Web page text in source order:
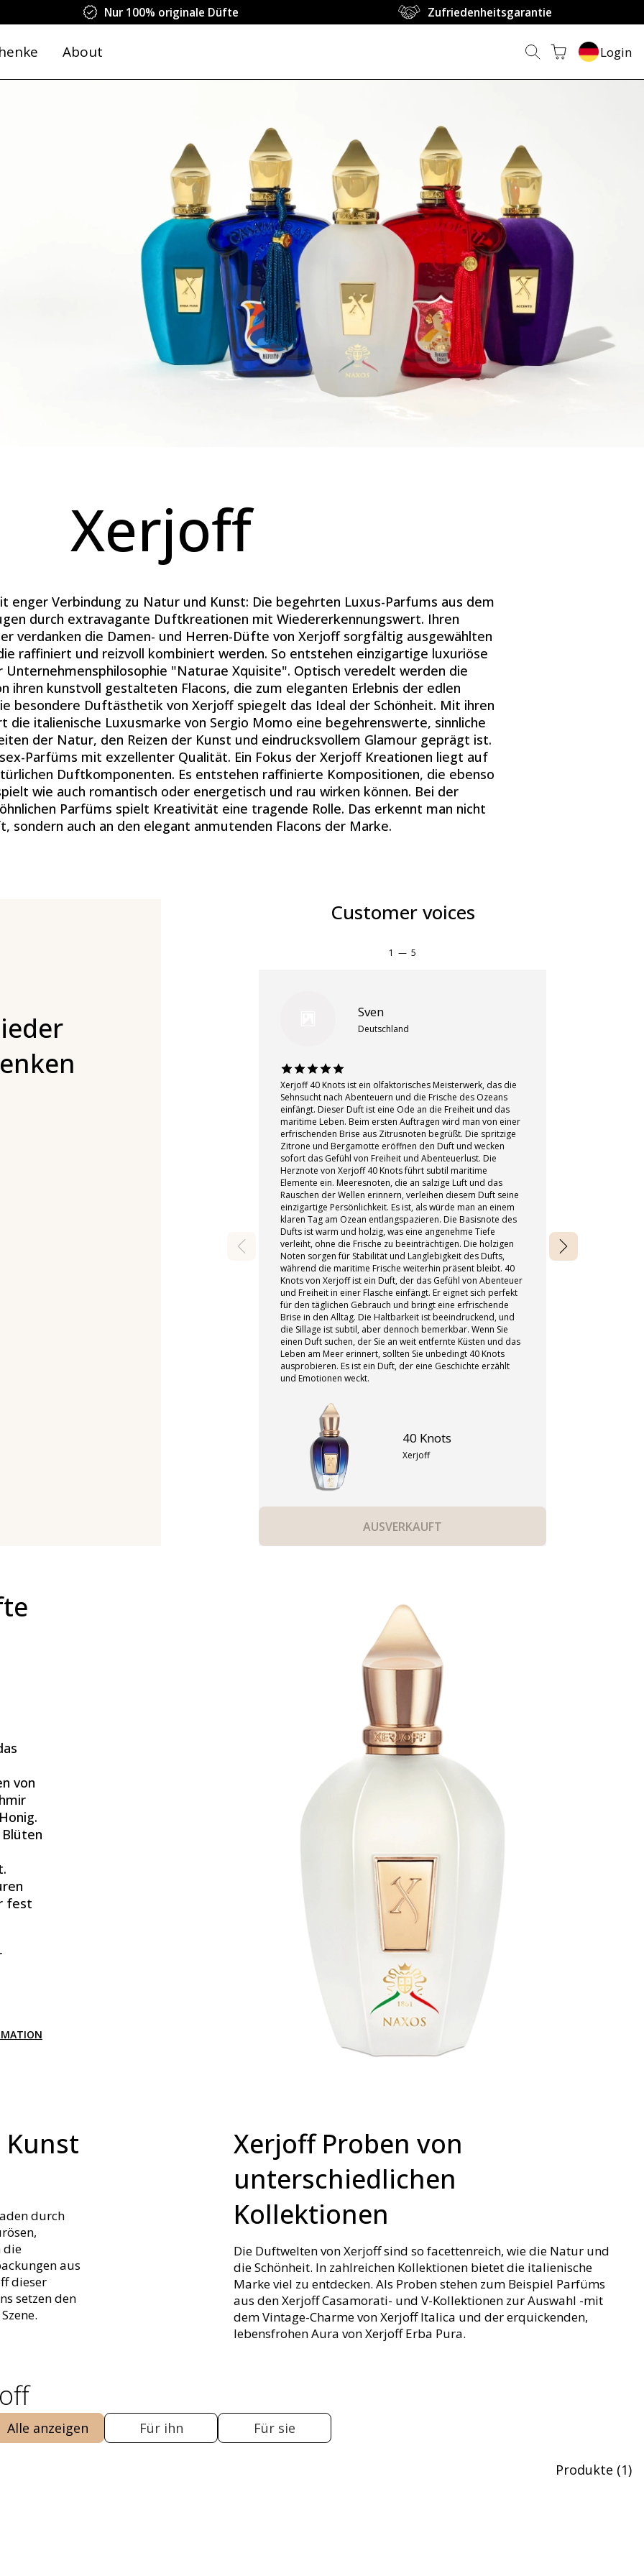
Nur 100% originale Düfte Zufriedenheitsgarantie
About Login
Xerjoff
enger Verbindung zu Natur und Kunst: Die begehrten Luxus-Parfums aus dem
durch extravagante Duftkreationen mit Wiedererkennungswert. Ihren
verdanken die Damen- und Herren-Düfte von Xerjoff sorgfältig ausgewählten
raffiniert und reizvoll kombiniert werden. So entstehen einzigartige luxuriöse
"Naturae Xquisite". Optisch veredelt werden die
ihren kunstvoll gestalteten Flacons, die zum eleganten Erlebnis der edlen
besondere Duftästhetik von Xerjoff spiegelt das Ideal der Schönheit. Mit ihren
die italienische Luxusmarke von Sergio Momo eine begehrenswerte, sinnliche
der Natur, den Reizen der Kunst und eindrucksvollem Glamour geprägt ist.
Parfüms mit exzellenter Qualität. Ein Fokus der Xerjoff Kreationen liegt auf
Duftkomponenten. Es entstehen raffinierte Kompositionen, die ebenso
wie auch romantisch oder energetisch und rau wirken können. Bei der
Parfüms spielt Kreativität eine tragende Rolle. Das erkennt man nicht
sondern auch an den elegant anmutenden Flacons der Marke.
Customer voices
1 — 5
Sven
Deutschland
Xerjoff 40 Knots ist ein olfaktorisches Meisterwerk, das die
Sehnsucht nach Abenteuern und die Frische des Ozeans
einfängt. Dieser Duft ist eine Ode an die Freiheit und das
maritime Leben. Beim ersten Auftragen wird man von einer
erfrischenden Brise aus Zitrusnoten begrüßt. Die spritzige
Zitrone und Bergamotte eröffnen den Duft und wecken
sofort das Gefühl von Freiheit und Abenteuerlust. Die
Herznote von Xerjoff 40 Knots führt subtil maritime
Elemente ein. Meeresnoten, die an salzige Luft und das
Rauschen der Wellen erinnern, verleihen diesem Duft seine
einzigartige Persönlichkeit. Es ist, als würde man an einem
klaren Tag am Ozean entlangspazieren. Die Basisnote des
Dufts ist warm und holzig, was eine angenehme Tiefe
verleiht, ohne die Frische zu beeinträchtigen. Die holzigen
Noten sorgen für Stabilität und Langlebigkeit des Dufts,
während die maritime Frische weiterhin präsent bleibt. 40
Knots von Xerjoff ist ein Duft, der das Gefühl von Abenteuer
und Freiheit in einer Flasche einfängt. Er eignet sich perfekt
für den täglichen Gebrauch und bringt eine erfrischende
Brise in den Alltag. Die Haltbarkeit ist beeindruckend, und
die Sillage ist subtil, aber dennoch bemerkbar. Wenn Sie
einen Duft suchen, der Sie an weit entfernte Küsten und das
Leben am Meer erinnert, sollten Sie unbedingt 40 Knots
ausprobieren. Es ist ein Duft, der eine Geschichte erzählt
und Emotionen weckt.
40 Knots
Xerjoff
AUSVERKAUFT
von
fest
durch
die
aus
dieser
setzen den
Xerjoff Proben von
unterschiedlichen
Kollektionen
Die Duftwelten von Xerjoff sind so facettenreich, wie die Natur und
die Schönheit. In zahlreichen Kollektionen bietet die italienische
Marke viel zu entdecken. Als Proben stehen zum Beispiel Parfüms
aus den Xerjoff Casamorati- und V-Kollektionen zur Auswahl -mit
dem Vintage-Charme von Xerjoff Italica und der erquickenden,
lebensfrohen Aura von Xerjoff Erba Pura.
Alle anzeigen Für ihn Für sie
Produkte (1)